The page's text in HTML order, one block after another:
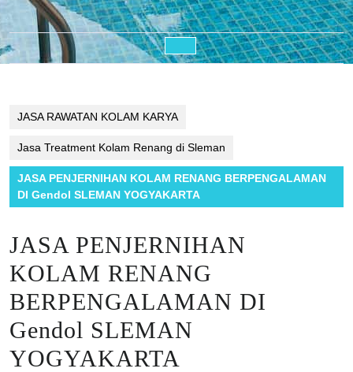
Open
JASA RAWATAN KOLAM KARYA
Jasa Treatment Kolam Renang di Sleman
JASA PENJERNIHAN KOLAM RENANG BERPENGALAMAN
DI Gendol SLEMAN YOGYAKARTA
JASA PENJERNIHAN
KOLAM RENANG
BERPENGALAMAN DI
Gendol SLEMAN
YOGYAKARTA